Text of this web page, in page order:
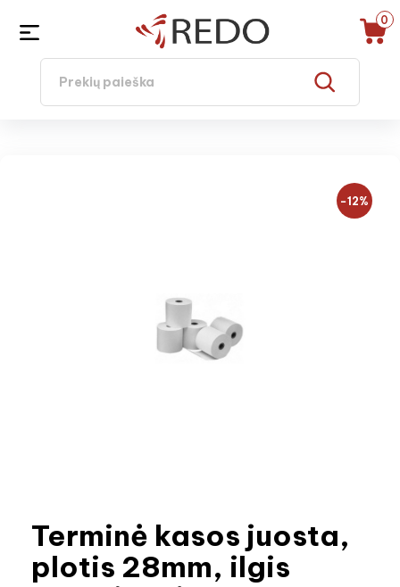
0
−12%
Terminė kasos juosta,
plotis 28mm, ilgis